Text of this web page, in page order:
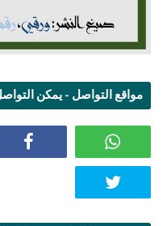
مواقع التواصل - يمكن